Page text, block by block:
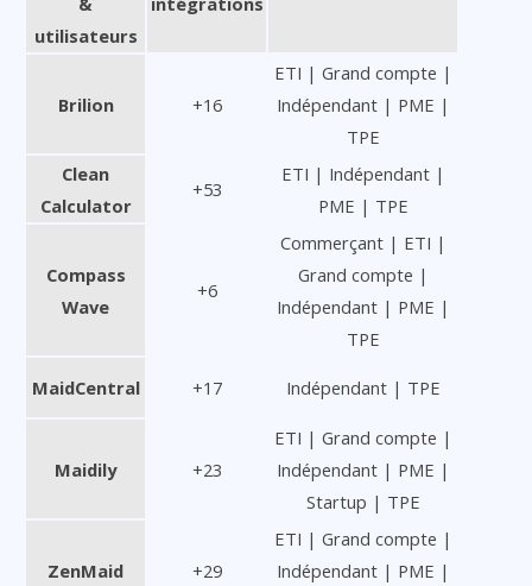
utilisateurs
Brilion +16
ETI | Grand compte |
Indépendant | PME |
TPE
Clean
Calculator
+53
ETI | Indépendant |
PME | TPE
Compass
Wave
+6
Commerçant | ETI |
Grand compte |
Indépendant | PME |
TPE
MaidCentral +17 Indépendant | TPE
Maidily +23
ETI | Grand compte |
Indépendant | PME |
Startup | TPE
ZenMaid +29
ETI | Grand compte |
Indépendant | PME |